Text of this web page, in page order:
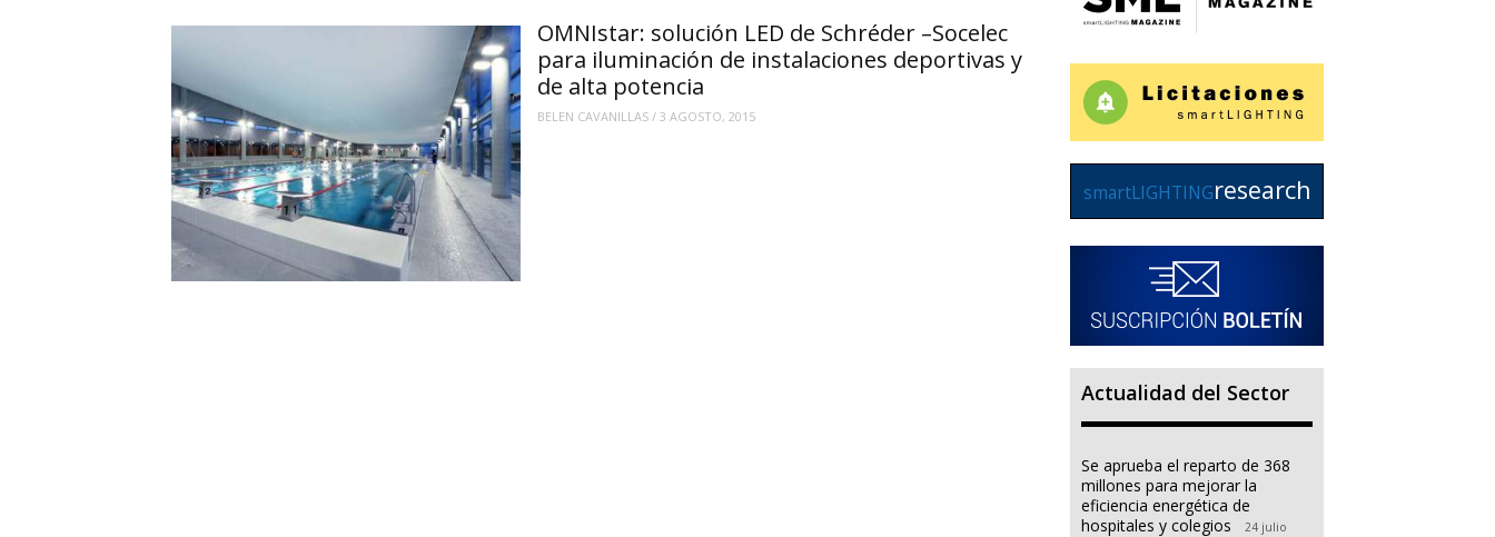
OMNIstar: solución LED de Schréder –Socelec
para iluminación de instalaciones deportivas y
de alta potencia
BELEN CAVANILLAS/ 3 AGOSTO, 2015
smartLIGHTINGresearch
Actualidad del Sector
Se aprueba el reparto de 368
millones para mejorar la
eficiencia energética de
hospitales y colegios
24 julio